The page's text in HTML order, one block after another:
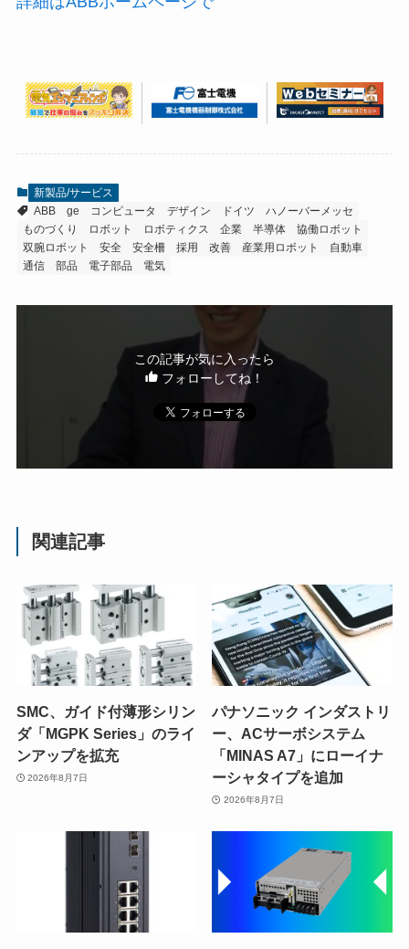
新製品/サービス
ABB
ge コンピュータ デザイン ドイツ
ハノーバーメッセ
ものづくり
ロボット ロボティクス 企業 半導体
協働ロボット
双腕ロボット
安全 安全柵 採用 改善 産業用ロボット
自動車
通信
部品 電子部品 電気
この記事が気に入ったら
フォローしてね！
関連記事
SMC、ガイド付薄形シリン
ダ「MGPK Series」のライ
ンアップを拡充
2026年8月7日
パナソニック インダストリ
ー、ACサーボシステム
「MINAS A7」にローイナ
ーシャタイプを追加
2026年8月7日